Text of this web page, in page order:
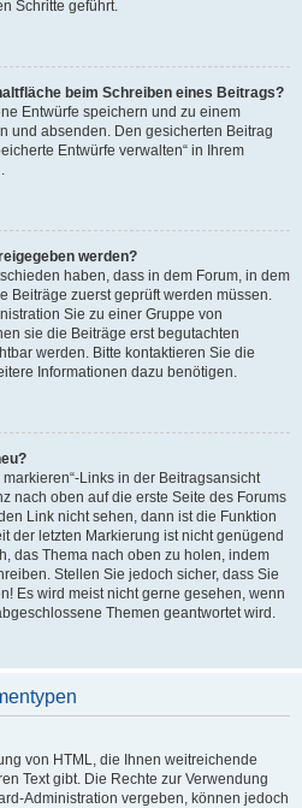
Schritte geführt.
beim Schreiben eines Beitrags?
Entwürfe speichern und zu einem
und absenden. Den gesicherten Beitrag
Entwürfe verwalten“ in Ihrem
werden?
haben, dass in dem Forum, in dem
Beiträge zuerst geprüft werden müssen.
Sie zu einer Gruppe von
sie die Beiträge erst begutachten
werden. Bitte kontaktieren Sie die
Informationen dazu benötigen.
Links in der Beitragsansicht
nach oben auf die erste Seite des Forums
Link nicht sehen, dann ist die Funktion
der letzten Markierung ist nicht genügend
das Thema nach oben zu holen, indem
Stellen Sie jedoch sicher, dass Sie
Es wird meist nicht gerne gesehen, wenn
Themen geantwortet wird.
von HTML, die Ihnen weitreichende
Text gibt. Die Rechte zur Verwendung
Administration vergeben, können jedoch